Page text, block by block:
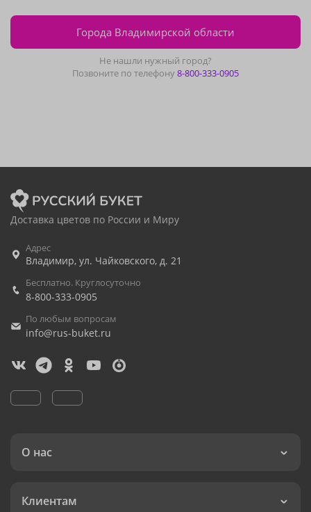
Города Владимирской области
Не нашли нужный город?
Позвоните по телефону8-800-333-0905
Доставка цветов по России и Миру
Адрес
Владимир, ул. Чайковского, д. 21
Бесплатно. Круглосуточно
8-800-333-0905
По любым вопросам
info@rus-buket.ru
О нас
Клиентам